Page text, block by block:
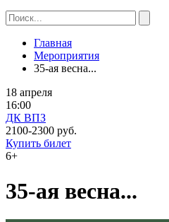
Главная
Мероприятия
35-ая весна...
18 апреля
16:00
ДК ВПЗ
2100-2300 руб.
Купить билет
6+
35-ая весна...